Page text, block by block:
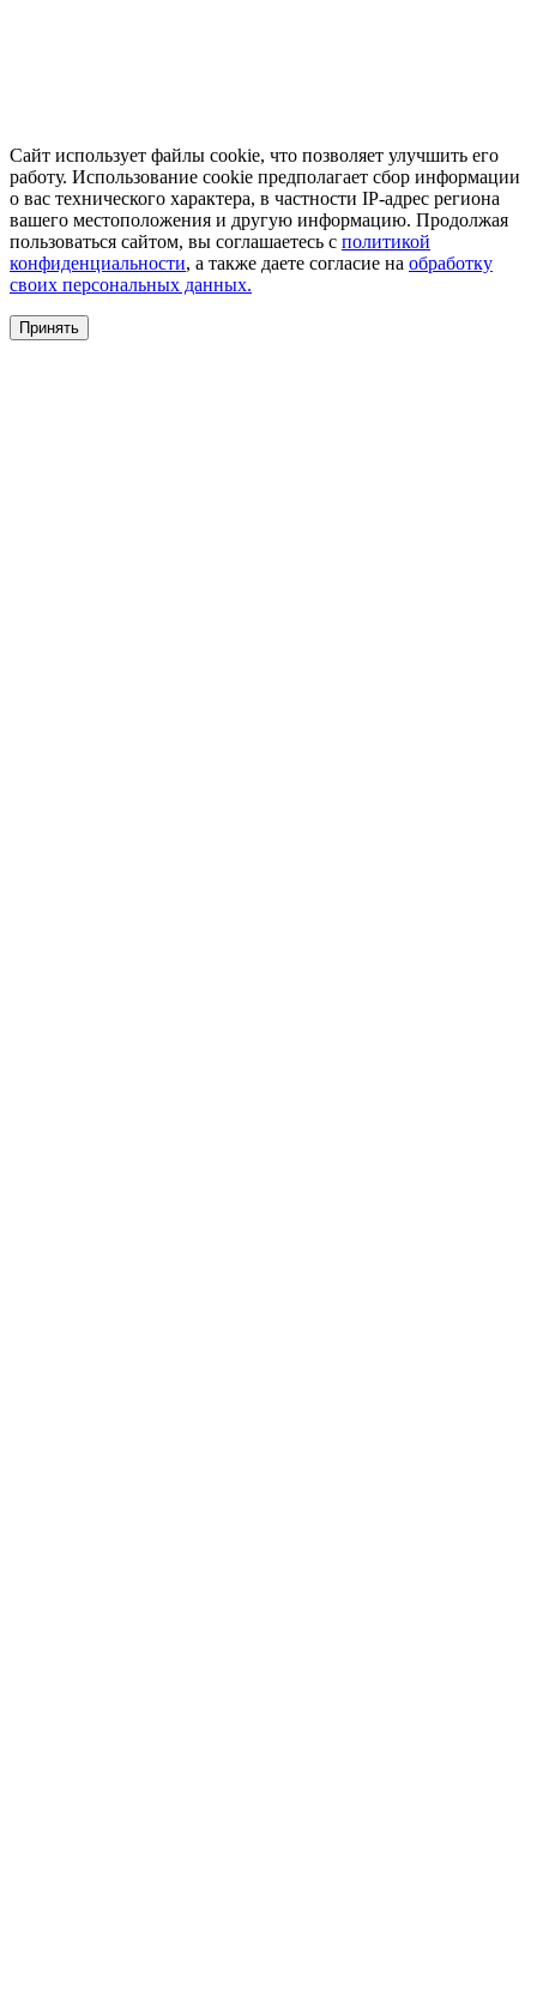
Сайт использует файлы cookie, что позволяет улучшить его
работу. Использование cookie предполагает сбор информации
о вас технического характера, в частности IP-адрес региона
вашего местоположения и другую информацию. Продолжая
пользоваться сайтом, вы соглашаетесь с политикой
конфиденциальности, а также даете согласие на обработку
своих персональных данных.
Принять